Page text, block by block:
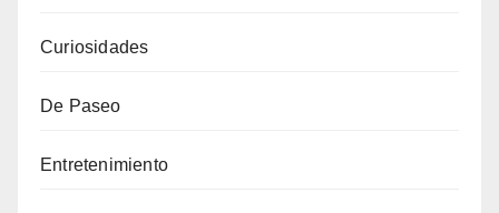
Curiosidades
De Paseo
Entretenimiento